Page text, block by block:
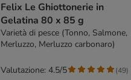
Felix Le Ghiottonerie in
Gelatina 80 x 85 g
Varietà di pesce (Tonno, Salmone,
Merluzzo, Merluzzo carbonaro)
Valutazione: 4.5/5 (49)